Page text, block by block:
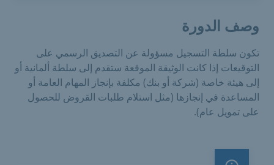
وصف الدورة
تكون سلطة التسجيل مسؤولة عن التصديق الرسمي على
التوقيعات إذا كانت الوثيقة الموقعة ستقدم إلى سلطة ألمانية أو
إلى هيئة خاصة (شركة أو بنك) مكلفة بإنجاز المهام العامة أو
المساعدة في إنجازها (مثل استلام طلبات القروض للحصول
على تمويل عام).